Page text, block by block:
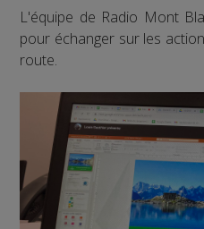
L'équipe de Radio Mont
pour échanger sur les
route.